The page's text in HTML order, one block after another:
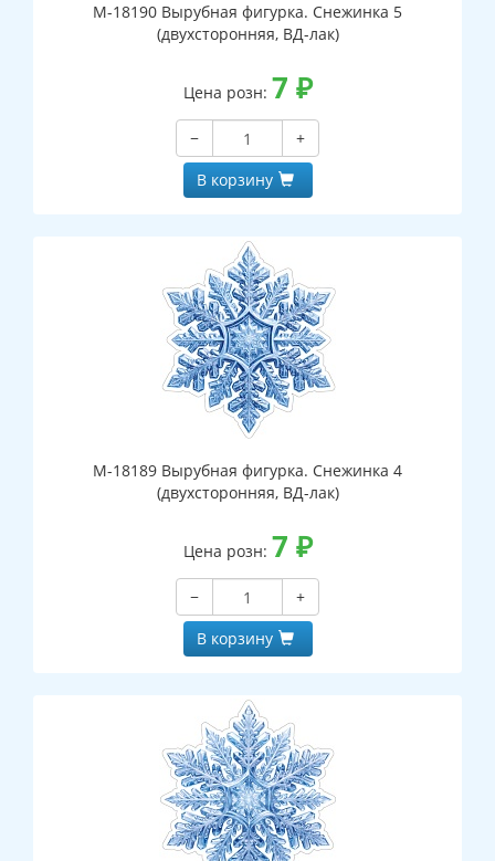
М-18190 Вырубная фигурка. Снежинка 5
(двухсторонняя, ВД-лак)
Цена розн: 7 ₽
−
+
В корзину
М-18189 Вырубная фигурка. Снежинка 4
(двухсторонняя, ВД-лак)
Цена розн: 7 ₽
−
+
В корзину